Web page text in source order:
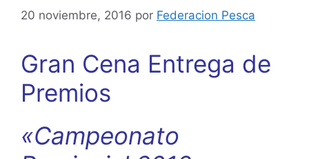
20 noviembre, 2016 por Federacion Pesca
Gran Cena Entrega de
Premios
«Campeonato